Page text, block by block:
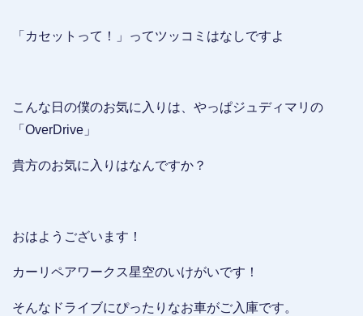
「カセットって！」ってツッコミはなしですよ
こんな日の僕のお気に入りは、やっぱジュディマリの
「OverDrive」
貴方のお気に入りはなんですか？
おはようございます！
カーリペアワークス星空のいけがいです！
そんなドライブにぴったりなお車がご入庫です。